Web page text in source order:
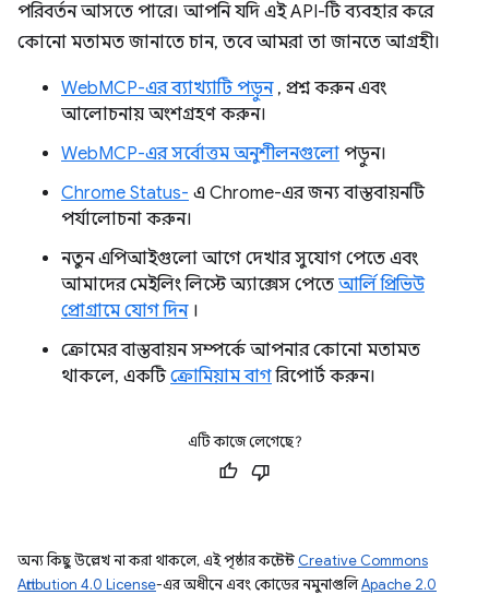
পরিবর্তন আসতে পারে। আপনি যদি এই API-টি ব্যবহার করে
কোনো মতামত জানাতে চান, তবে আমরা তা জানতে আগ্রহী।
WebMCP-এর ব্যাখ্যাটি পড়ুন, প্রশ্ন করুন এবং
আলোচনায় অংশগ্রহণ করুন।
WebMCP-এর সর্বোত্তম অনুশীলনগুলো পড়ুন।
Chrome Status- এ Chrome-এর জন্য বাস্তবায়নটি
পর্যালোচনা করুন।
নতুন এপিআইগুলো আগে দেখার সুযোগ পেতে এবং
আমাদের মেইলিং লিস্টে অ্যাক্সেস পেতে আর্লি প্রিভিউ
প্রোগ্রামে যোগ দিন।
ক্রোমের বাস্তবায়ন সম্পর্কে আপনার কোনো মতামত
থাকলে, একটিক্রোমিয়াম বাগরিপোর্ট করুন।
এটি কাজে লেগেছে?
অন্য কিছু উল্লেখ না করা থাকলে, এই পৃষ্ঠার কন্টেন্ট Creative Commons
Attribution 4.0 License-এর অধীনে এবং কোডের নমুনাগুলিApache 2.0